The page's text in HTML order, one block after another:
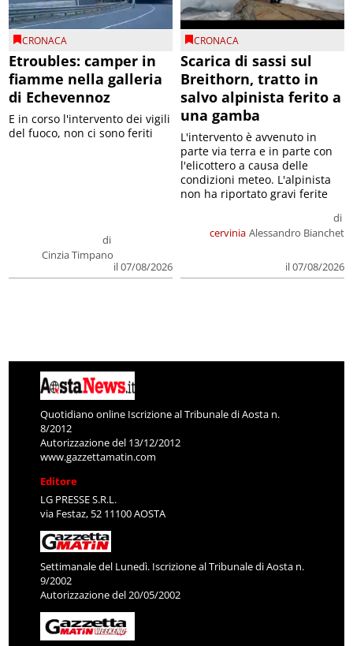
CRONACA
Etroubles: camper in
fiamme nella galleria
di Echevennoz
di
Cinzia Timpano
il 07/08/2026
E in corso l'intervento dei vigili
del fuoco, non ci sono feriti
CRONACA
Scarica di sassi sul
Breithorn, tratto in
salvo alpinista ferito a
una gamba
cervinia
di
Alessandro Bianchet
il 07/08/2026
L'intervento è avvenuto in
parte via terra e in parte con
l'elicottero a causa delle
condizioni meteo. L'alpinista
non ha riportato gravi ferite
Quotidiano online Iscrizione al Tribunale di Aosta n.
8/2012
Autorizzazione del 13/12/2012
www.gazzettamatin.com
Editore
LG PRESSE S.R.L.
via Festaz, 52 11100 AOSTA
Settimanale del Lunedì. Iscrizione al Tribunale di Aosta n.
9/2002
Autorizzazione del 20/05/2002